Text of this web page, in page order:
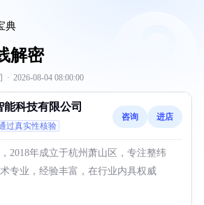
典
解密
· 2026-08-04 08:00:00
科技有限公司
过真实性核验
咨询 进店
2018年成立于杭州萧山区，专注整纬
专业，经验丰富，在行业内具权威